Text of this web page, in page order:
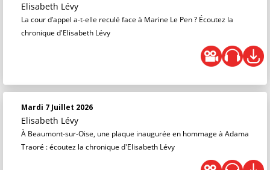
Elisabeth Lévy
La cour d’appel a-t-elle reculé face à Marine Le Pen ? Écoutez la
chronique d'Elisabeth Lévy
Mardi 7 Juillet 2026
Elisabeth Lévy
À Beaumont-sur-Oise, une plaque inaugurée en hommage à Adama
Traoré : écoutez la chronique d'Elisabeth Lévy